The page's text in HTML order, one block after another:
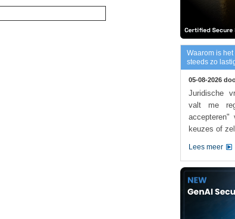
Waarom is
steeds zo
05-08-2026
Juridische
valt me
accepteren"
keuzes of
Lees meer